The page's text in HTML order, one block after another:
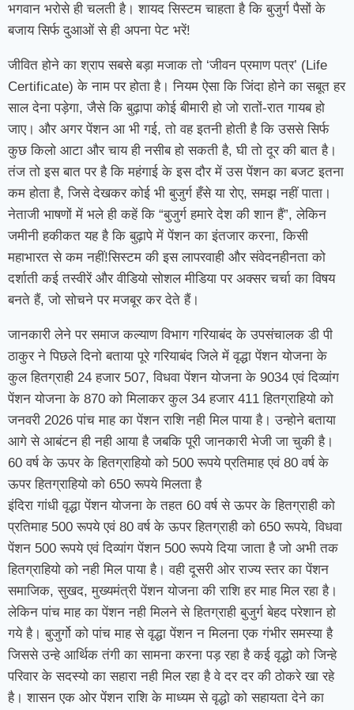
भगवान भरोसे ही चलती है। शायद सिस्टम चाहता है कि बुजुर्ग पैसों के
बजाय सिर्फ दुआओं से ही अपना पेट भरें!
जीवित होने का श्राप सबसे बड़ा मजाक तो ‘जीवन प्रमाण पत्र’ (Life
Certificate) के नाम पर होता है। नियम ऐसा कि जिंदा होने का सबूत हर
साल देना पड़ेगा, जैसे कि बुढ़ापा कोई बीमारी हो जो रातों-रात गायब हो
जाए। और अगर पेंशन आ भी गई, तो वह इतनी होती है कि उससे सिर्फ
कुछ किलो आटा और चाय ही नसीब हो सकती है, घी तो दूर की बात है।
तंज तो इस बात पर है कि महंगाई के इस दौर में उस पेंशन का बजट इतना
कम होता है, जिसे देखकर कोई भी बुजुर्ग हँसे या रोए, समझ नहीं पाता।
नेताजी भाषणों में भले ही कहें कि “बुजुर्ग हमारे देश की शान हैं”, लेकिन
जमीनी हकीकत यह है कि बुढ़ापे में पेंशन का इंतजार करना, किसी
महाभारत से कम नहीं!सिस्टम की इस लापरवाही और संवेदनहीनता को
दर्शाती कई तस्वीरें और वीडियो सोशल मीडिया पर अक्सर चर्चा का विषय
बनते हैं, जो सोचने पर मजबूर कर देते हैं।
जानकारी लेने पर समाज कल्याण विभाग गरियाबंद के उपसंचालक डी पी
ठाकुर ने पिछले दिनो बताया पूरे गरियाबंद जिले में वृद्धा पेंशन योजना के
कुल हितग्राही 24 हजार 507, विधवा पेंशन योजना के 9034 एवं दिव्यांग
पेंशन योजना के 870 को मिलाकर कुल 34 हजार 411 हितग्राहियो को
जनवरी 2026 पांच माह का पेंशन राशि नही मिल पाया है। उन्होने बताया
आगे से आबंटन ही नही आया है जबकि पूरी जानकारी भेजी जा चुकी है।
60 वर्ष के ऊपर के हितग्राहियो को 500 रूपये प्रतिमाह एवं 80 वर्ष के
ऊपर हितग्राहियो को 650 रूपये मिलता है
इंदिरा गांधी वृद्धा पेंशन योजना के तहत 60 वर्ष से ऊपर के हितग्राही को
प्रतिमाह 500 रूपये एवं 80 वर्ष के ऊपर हितग्राही को 650 रूपये, विधवा
पेंशन 500 रूपये एवं दिव्यांग पेंशन 500 रूपये दिया जाता है जो अभी तक
हितग्राहियो को नही मिल पाया है। वही दूसरी ओर राज्य स्तर का पेंशन
समाजिक, सुखद, मुख्यमंत्री पेंशन योजना की राशि हर माह मिल रहा है।
लेकिन पांच माह का पेंशन नही मिलने से हितग्राही बुजुर्ग बेहद परेशान हो
गये है। बुजुर्गो को पांच माह से वृद्धा पेंशन न मिलना एक गंभीर समस्या है
जिससे उन्हे आर्थिक तंगी का सामना करना पड़ रहा है कई वृद्धो को जिन्हे
परिवार के सदस्यो का सहारा नही मिल रहा है वे दर दर की ठोकरे खा रहे
है। शासन एक ओर पेंशन राशि के माध्यम से वृद्धो को सहायता देने का